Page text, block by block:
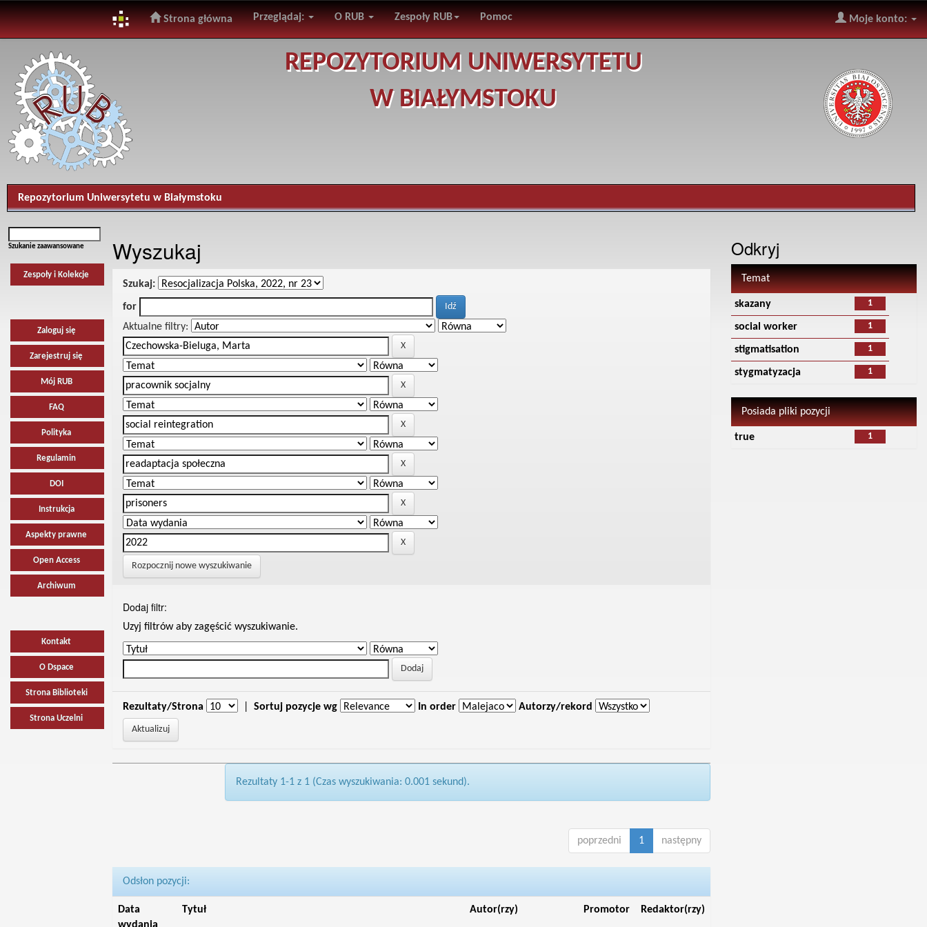
navigation
Strona główna Przeglądaj: O RUB Zespoły RUB Pomoc Moje konto:
REPOZYTORIUM UNIWERSYTETU
W BIAŁYMSTOKU
Repozytorium Uniwersytetu w Białymstoku
Szukanie zaawansowane
Zespoły i Kolekcje
Zaloguj się
Zarejestruj się
Mój RUB
FAQ
Polityka
Regulamin
DOI
Instrukcja
Aspekty prawne
Open Access
Archiwum
Kontakt
O Dspace
Strona Biblioteki
Strona Uczelni
Wyszukaj
Szukaj:
for
Aktualne filtry:
Rozpocznij nowe wyszukiwanie
Dodaj filtr:
Uzyj filtrów aby zagęścić wyszukiwanie.
Rezultaty/Strona Sortuj pozycje wg In order Autorzy/rekord
Rezultaty 1-1 z 1 (Czas wyszukiwania: 0.001 sekund).
poprzedni 1 następny
Odsłon pozycji:
Data
Tytuł Autor(rzy) Promotor Redaktor(rzy)
Odkryj
Temat
1
skazany
1
social worker
1
stigmatisation
1
stygmatyzacja
Posiada pliki pozycji
1
true